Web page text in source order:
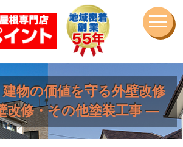
物の価値を守る外壁改修
改修・その他塗装工事 ―